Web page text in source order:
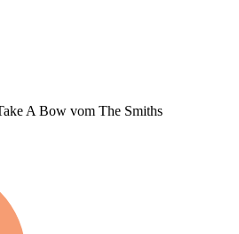
A Bow vom The Smiths